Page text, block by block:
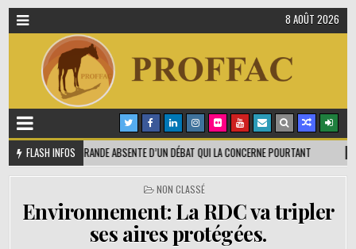
8 AOÛT 2026
FLASH INFOS
GRANDE ABSENTE D’UN DÉBAT QUI LA CONCERNE POURTANT
PUBLIÉ
DANS
NON CLASSÉ
Environnement: La RDC va tripler
ses aires protégées.